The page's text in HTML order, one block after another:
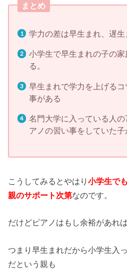
まとめ
学力の差は早生まれ、遅
小学生で早生まれの子の
る。
早生まれで学力を上げる
事がある
名門大学に入っている人
アノの習い事をしていた子
こうしてみるとやはり小学生で
親のサポート次第なのです。
だけどピアノはもし余裕があれ
つまり早生まれだから小学生入
だという親も